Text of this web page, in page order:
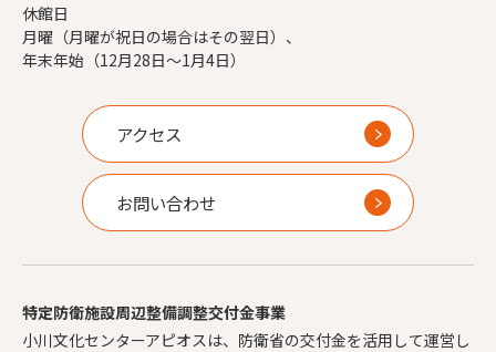
休館日
月曜（月曜が祝日の場合はその翌日）、
年末年始（12月28日～1月4日）
アクセス
お問い合わせ
特定防衛施設周辺整備調整交付金事業
小川文化センターアピオスは、防衛省の交付金を活用して運営し